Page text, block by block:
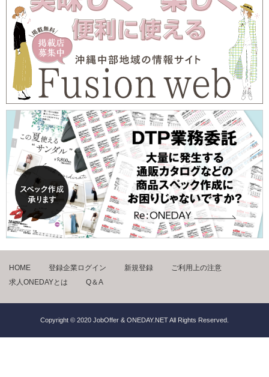
HOME 登録企業ログイン 新規登録
ご利用上の注意
求人ONEDAYとは
Q＆A
Copyright © 2020 JobOffer & ONEDAY.NET All Rights Reserved.